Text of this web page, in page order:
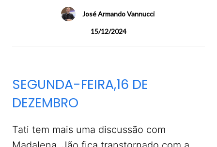
José Armando Vannucci
15/12/2024
SEGUNDA-FEIRA,16 DE
DEZEMBRO
Tati tem mais uma discussão com